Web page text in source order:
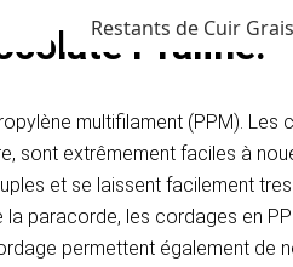
Restants de Cuir
Praline​.
multifilament (PPM).
sont extrêmement faciles à
et se laissent facilement
paracorde, les cordages en
permettent également de